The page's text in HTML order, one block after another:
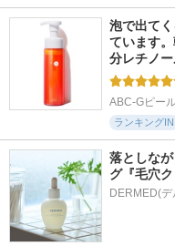
泡で出て
ています
分レチノ
ABC-Gピー
ランキングIN
落としな
グ『毛穴ク